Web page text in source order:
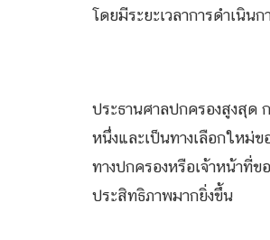
โดยมีระยะเวลาการดำเนิน
ประธานศาลปกครองสูงสุด
หนึ่งและเป็นทางเลือกใหม่
ทางปกครองหรือเจ้าหน้าที่
ประสิทธิภาพมากยิ่งขึ้น